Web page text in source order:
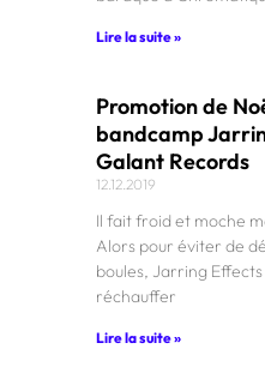
Lire la suite »
Promotion de
bandcamp
Galant Records
12.12.2019
Il fait froid et moche
Alors pour éviter de
boules, Jarring
réchauffer
Lire la suite »